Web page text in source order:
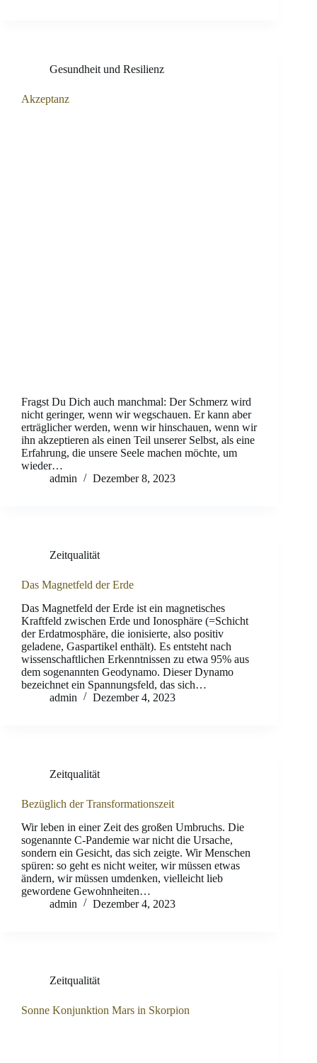
Gesundheit und Resilienz
Akzeptanz
Fragst Du Dich auch manchmal: Der Schmerz wird
nicht geringer, wenn wir wegschauen. Er kann aber
erträglicher werden, wenn wir hinschauen, wenn wir
ihn akzeptieren als einen Teil unserer Selbst, als eine
Erfahrung, die unsere Seele machen möchte, um
wieder…
admin
Dezember 8, 2023
Zeitqualität
Das Magnetfeld der Erde
Das Magnetfeld der Erde ist ein magnetisches
Kraftfeld zwischen Erde und Ionosphäre (=Schicht
der Erdatmosphäre, die ionisierte, also positiv
geladene, Gaspartikel enthält). Es entsteht nach
wissenschaftlichen Erkenntnissen zu etwa 95% aus
dem sogenannten Geodynamo. Dieser Dynamo
bezeichnet ein Spannungsfeld, das sich…
admin
Dezember 4, 2023
Zeitqualität
Bezüglich der Transformationszeit
Wir leben in einer Zeit des großen Umbruchs. Die
sogenannte C-Pandemie war nicht die Ursache,
sondern ein Gesicht, das sich zeigte. Wir Menschen
spüren: so geht es nicht weiter, wir müssen etwas
ändern, wir müssen umdenken, vielleicht lieb
gewordene Gewohnheiten…
admin
Dezember 4, 2023
Zeitqualität
Sonne Konjunktion Mars in Skorpion